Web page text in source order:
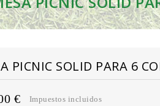
PICNIC SOLID PARA 6
€ Impuestos incluidos